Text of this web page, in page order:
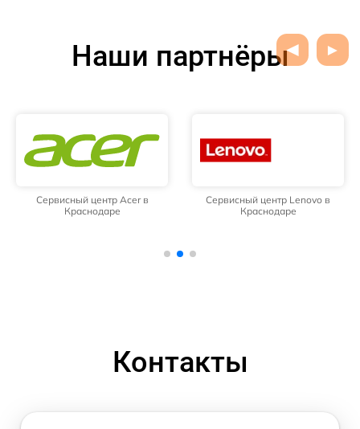
Наши партнёры
Сервисный центр Acer в
Краснодаре
Сервисный центр Lenovo в
Краснодаре
Контакты